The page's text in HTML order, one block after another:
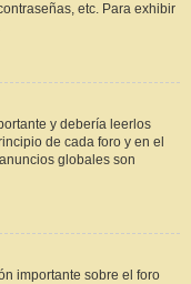
etc. Para exhibir
y debería leerlos
de cada foro y en el
globales son
importante sobre el foro